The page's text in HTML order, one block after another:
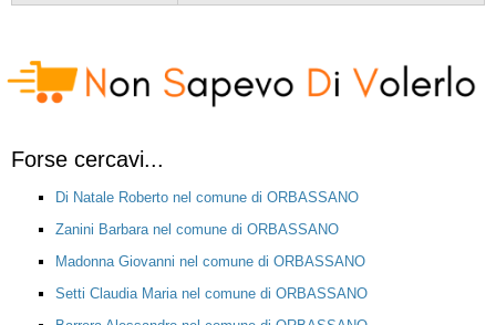
Forse cercavi...
Di Natale Roberto nel comune di ORBASSANO
Zanini Barbara nel comune di ORBASSANO
Madonna Giovanni nel comune di ORBASSANO
Setti Claudia Maria nel comune di ORBASSANO